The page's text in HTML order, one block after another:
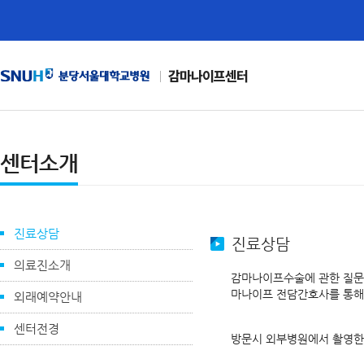
감마나이프센터
센터소개
진료상담
의료진소개
외래예약안내
센터전경
진료상담
감마나이프수술에 관한 질
마나이프 전담간호사를 통
방문시 외부병원에서 촬영